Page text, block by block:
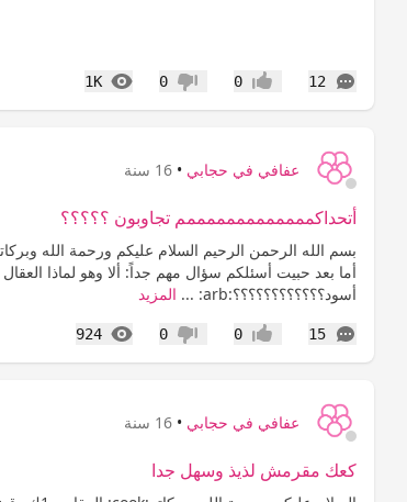
12
التعليقات إعجاب0 عدم إعجاب
0
1K
المشاهدات
عفافي في حجابي • 16 سنة
أتحداكمممممممممممممم تجاوبون ؟؟؟؟؟
بسم الله الرحمن الرحيم السلام عليكم ورحمة الله
أما بعد حبيت أسئلكم سؤال مهم جداً: ألا وهو لماذا
أسود؟؟؟؟؟؟؟؟؟؟؟؟:arb: ...
المزيد
15
التعليقات إعجاب0 عدم إعجاب
0
924
المشاهدات
عفافي في حجابي • 16 سنة
كعك مقرمش لذيذ وسهل جدا